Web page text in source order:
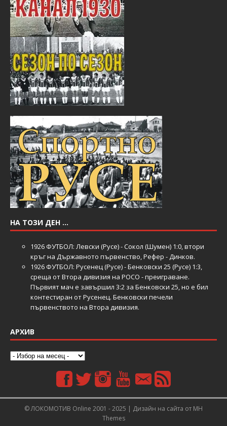
НА ТОЗИ ДЕН …
1926 ФУТБОЛ: Левски (Русе) - Сокол (Шумен) 1:0, втори
кръг на Държавното първенство, Рефер - Динков.
1926 ФУТБОЛ: Русенец (Русе) - Бенковски 25 (Русе) 1:3,
среща от Втора дивизия на РОСО - преиграване.
Първият мач е завършил 3:2 за Бенковски 25, но е бил
контестиран от Русенец. Бенковски печели
първенството на Втора дивизия.
АРХИВ
© ЛОКОМОТИВ Online 2001 - 2025 | Дизайн на сайта от MH
Themes